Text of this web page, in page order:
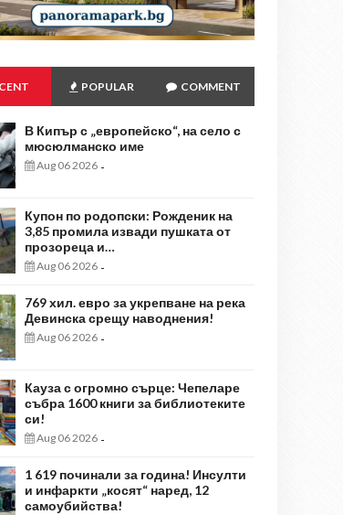
POPULAR COMMENT
В Кипър с „европейско“, на село с
мюсюлманско име
Aug 06 2026 -
Купон по родопски: Рожденик на
3,85 промила извади пушката от
прозореца и…
Aug 06 2026 -
769 хил. евро за укрепване на река
Девинска срещу наводнения!
Aug 06 2026 -
Кауза с огромно сърце: Чепеларе
събра 1600 книги за библиотеките
си!
Aug 06 2026 -
1 619 починали за година! Инсулти
и инфаркти „косят“ наред, 12
самоубийства!